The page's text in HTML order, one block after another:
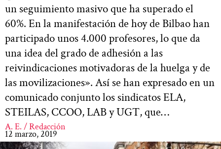
un seguimiento masivo que ha superado el
60%. En la manifestación de hoy de Bilbao han
participado unos 4.000 profesores, lo que da
una idea del grado de adhesión a las
reivindicaciones motivadoras de la huelga y de
las movilizaciones». Así se han expresado en un
comunicado conjunto los sindicatos ELA,
STEILAS, CCOO, LAB y UGT, que…
A. E. / Redacción
12 marzo, 2019